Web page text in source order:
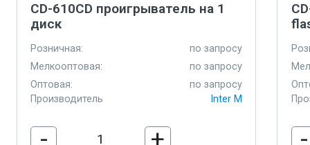
CD-610CD проигрыватель на 1
диск
Розничная:
по запросу
Мелкооптовая:
по запросу
Оптовая:
по запросу
Производитель
Inter M
- + -